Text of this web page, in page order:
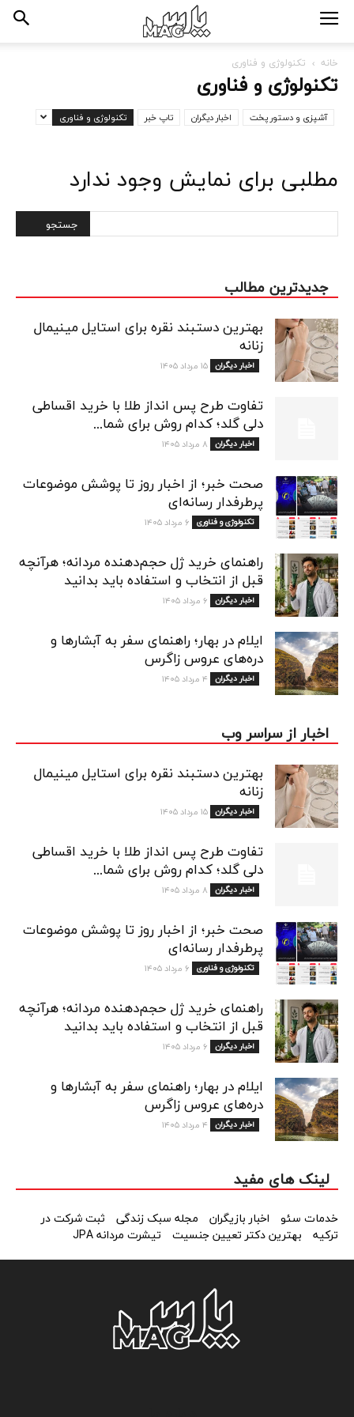
خانه تکنولوژی و فناوری
تکنولوژی و فناوری
آشپزی و دستور پخت اخبار دیگران تاپ خبر تکنولوژی و فناوری
مطلبی برای نمایش وجود ندارد
جدیدترین مطالب
بهترین دستبند نقره برای استایل مینیمال
زنانه
اخبار دیگران ۱۵ مرداد ۱۴۰۵
تفاوت طرح پس انداز طلا با خرید اقساطی
دلی گلد؛ کدام روش برای شما...
اخبار دیگران ۸ مرداد ۱۴۰۵
صحت خبر؛ از اخبار روز تا پوشش موضوعات
پرطرفدار رسانه‌ای
تکنولوژی و فناوری ۶ مرداد ۱۴۰۵
راهنمای خرید ژل حجم‌دهنده مردانه؛ هرآنچه
قبل از انتخاب و استفاده باید بدانید
اخبار دیگران ۶ مرداد ۱۴۰۵
ایلام در بهار؛ راهنمای سفر به آبشارها و
دره‌های عروس زاگرس
اخبار دیگران ۴ مرداد ۱۴۰۵
اخبار از سراسر وب
بهترین دستبند نقره برای استایل مینیمال
زنانه
اخبار دیگران ۱۵ مرداد ۱۴۰۵
تفاوت طرح پس انداز طلا با خرید اقساطی
دلی گلد؛ کدام روش برای شما...
اخبار دیگران ۸ مرداد ۱۴۰۵
صحت خبر؛ از اخبار روز تا پوشش موضوعات
پرطرفدار رسانه‌ای
تکنولوژی و فناوری ۶ مرداد ۱۴۰۵
راهنمای خرید ژل حجم‌دهنده مردانه؛ هرآنچه
قبل از انتخاب و استفاده باید بدانید
اخبار دیگران ۶ مرداد ۱۴۰۵
ایلام در بهار؛ راهنمای سفر به آبشارها و
دره‌های عروس زاگرس
اخبار دیگران ۴ مرداد ۱۴۰۵
لینک های مفید
خدمات سئو اخبار بازیگران مجله سبک زندگی
ثبت شرکت در
ترکیه
بهترین دکتر تعیین جنسیت تیشرت مردانه JPA